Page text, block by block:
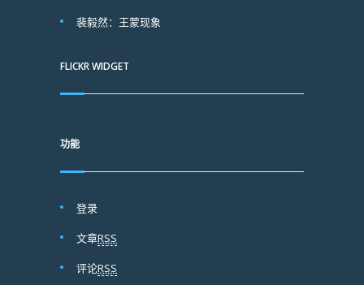
裴毅然：王蒙现象
FLICKR WIDGET
功能
登录
文章RSS
评论RSS